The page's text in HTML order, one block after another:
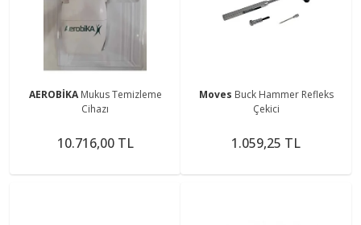
AEROBİKAMukus Temizleme
Cihazı
10.716,00 TL
Moves Buck Hammer Refleks
Çekici
1.059,25 TL